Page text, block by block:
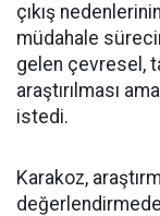
çıkış
müdahale
gelen çevresel,
araştırılması
istedi.
Karakoz,